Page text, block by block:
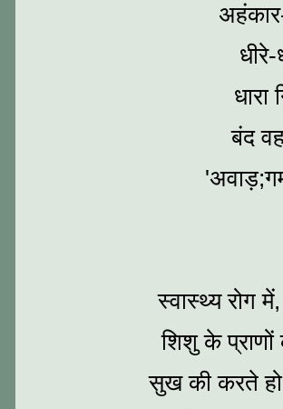
बंद
स्‍वास्‍थ्‍य रोग
शिशु के प्राणों
सुख की करते हो